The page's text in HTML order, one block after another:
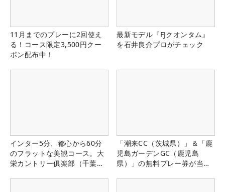
11月までのプレーに2回使え
る！コース限定3,500円クー
ポン配布中！
最新モデル『FJクオンタム』
を石井良介プロがチェック
インター5分、都心から60分
のフラットな美観コース。大
栄カントリー俱楽部（千葉
「潮来CC（茨城県）」＆「鹿
児島ガーデンGC（鹿児島
県）」の無料プレー券が当た